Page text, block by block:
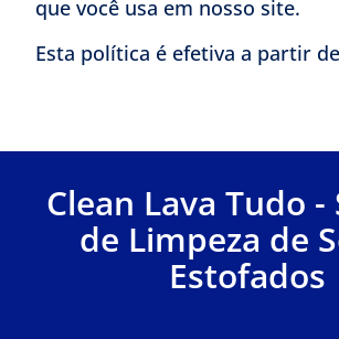
que você usa em nosso site.
Esta política é efetiva a partir de
Clean Lava Tudo -
de Limpeza de
Estofados